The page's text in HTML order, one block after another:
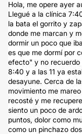
Hola, me opere ayer
Llegué a la clínica
la bata el gorrito y
donde me marcan y
dormir un poco que
es que me dormí por
efecto" y no recuerdo
8:40 y a las 11 ya
desayune. Cerca de
movimiento me
recosté y me
siento un poco de
puntos, dolor como
como un pinchazo